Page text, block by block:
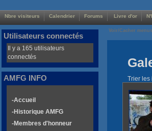
Nbre visiteurs Calendrier Forums Livre d'or
Voir/Cacher
Trier les
Utilisateurs connectés
Il y a 165 utilisateurs
connectés
AMFG INFO
-Accueil
-Historique AMFG
-Membres d'honneur